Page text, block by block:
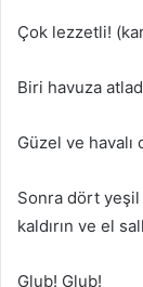
Çok lezzetli!
Biri havuza
Güzel ve
Sonra dört yeşil
kaldırın ve el
Glub! Glub!